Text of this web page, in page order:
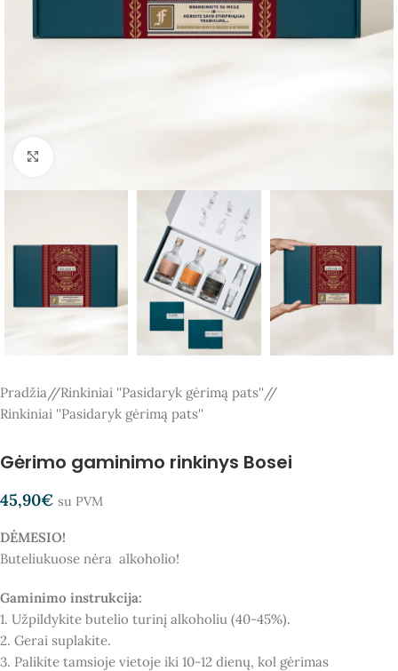
Pradžia / Rinkiniai ''Pasidaryk gėrimą pats'' /
Rinkiniai ''Pasidaryk gėrimą pats''
Gėrimo gaminimo rinkinys Bosei
45,90€ su PVM
DĖMESIO!
Buteliukuose nėra alkoholio!
Gaminimo instrukcija:
1. Užpildykite butelio turinį alkoholiu (40-45%).
2. Gerai suplakite.
3. Palikite tamsioje vietoje iki 10-12 dienų, kol gėrimas